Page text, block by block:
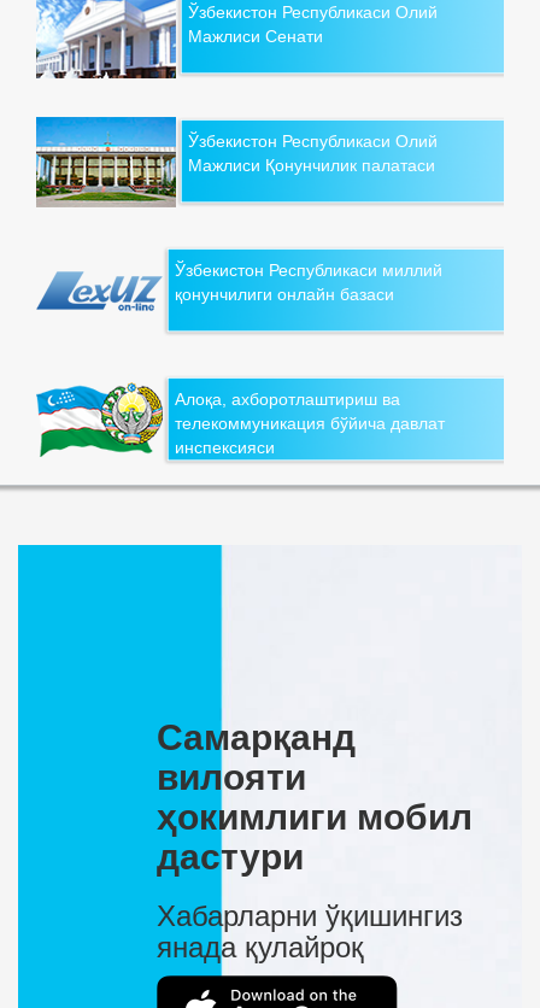
Ўзбекистон Республикаси Олий
Мажлиси Сенати
Ўзбекистон Республикаси Олий
Мажлиси Қонунчилик палатаси
Ўзбекистон Республикаси миллий
қонунчилиги онлайн базаси
Алоқа, ахборотлаштириш ва
телекоммуникация бўйича давлат
инспексияси
Самарқанд
вилояти
ҳокимлиги мобил
дастури
Хабарларни ўқишингиз
янада қулайроқ